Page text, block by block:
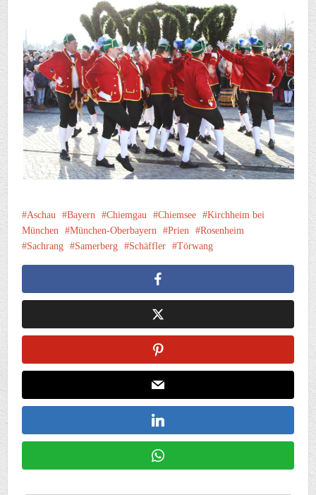
Aschau Bayern Chiemgau Chiemsee
Kirchheim bei
München
München-Oberbayern Prien
Rosenheim
Sachrang
Samerberg Schäffler Törwang